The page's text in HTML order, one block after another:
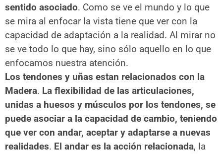
sentido asociado. Como se ve el mundo y lo que
se mira al enfocar la vista tiene que ver con la
capacidad de adaptación a la realidad. Al mirar no
se ve todo lo que hay, sino sólo aquello en lo que
enfocamos nuestra atención.
Los tendones y uñas estan relacionados con la
Madera. La flexibilidad de las articulaciones,
unidas a huesos y músculos por los tendones, se
puede asociar a la capacidad de cambio, teniendo
que ver con andar, aceptar y adaptarse a nuevas
realidades. El andar es la acción relacionada, la